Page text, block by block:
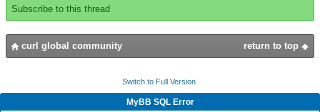
class:"&child.style
{output"sclass:"&sclass}
{if {type
of child} ==tandchild.style-
{returnchild asa Box
}
{ifnot(child isa Box)then{continue}}
Subscribe to this thread
return to top
curl global community
Switch to Full Version
MyBB SQL Error